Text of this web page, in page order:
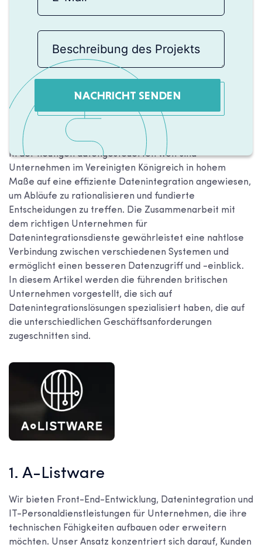
NACHRICHT SENDEN
In der heutigen datengesteuerten Welt sind
Unternehmen im Vereinigten Königreich in hohem
Maße auf eine effiziente Datenintegration angewiesen,
um Abläufe zu rationalisieren und fundierte
Entscheidungen zu treffen. Die Zusammenarbeit mit
dem richtigen Unternehmen für
Datenintegrationsdienste gewährleistet eine nahtlose
Verbindung zwischen verschiedenen Systemen und
ermöglicht einen besseren Datenzugriff und -einblick.
In diesem Artikel werden die führenden britischen
Unternehmen vorgestellt, die sich auf
Datenintegrationslösungen spezialisiert haben, die auf
die unterschiedlichen Geschäftsanforderungen
zugeschnitten sind.
1. A-Listware
Wir bieten Front-End-Entwicklung, Datenintegration und
IT-Personaldienstleistungen für Unternehmen, die ihre
technischen Fähigkeiten aufbauen oder erweitern
möchten. Unser Ansatz konzentriert sich darauf, Kunden